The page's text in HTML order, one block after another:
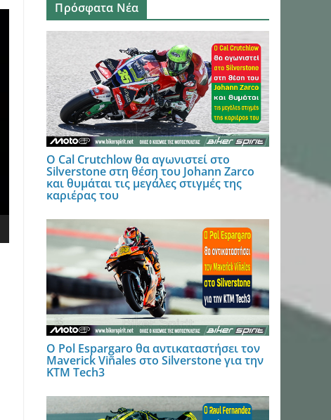
Πρόσφατα Νέα
Ο Cal Crutchlow θα αγωνιστεί στο
Silverstone στη θέση του Johann Zarco
και θυμάται τις μεγάλες στιγμές της
καριέρας του
Ο Pol Espargaro θα αντικαταστήσει τον
Maverick Viñales στο Silverstone για την
KTM Tech3